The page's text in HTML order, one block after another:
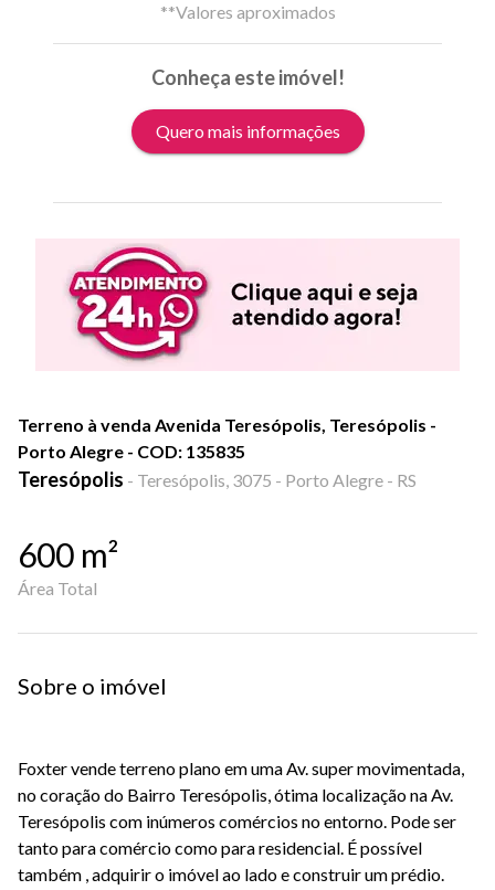
**Valores aproximados
Conheça este imóvel!
Quero mais informações
Terreno à venda Avenida Teresópolis, Teresópolis -
Porto Alegre - COD: 135835
Teresópolis - Teresópolis, 3075 - Porto Alegre - RS
600 m²
Área Total
Sobre o imóvel
Foxter vende terreno plano em uma Av. super movimentada,
no coração do Bairro Teresópolis, ótima localização na Av.
Teresópolis com inúmeros comércios no entorno. Pode ser
tanto para comércio como para residencial. É possível
também , adquirir o imóvel ao lado e construir um prédio.